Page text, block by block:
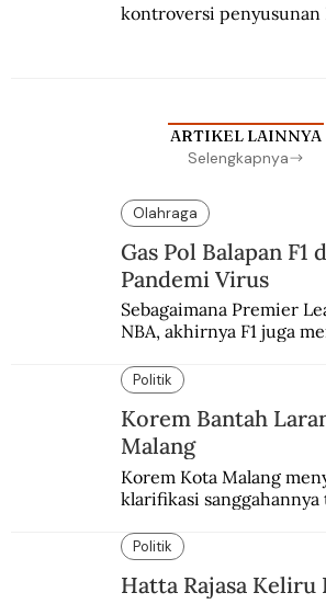
kontroversi penyusunan
ARTIKEL LAINNYA
Selengkapnya
Olahraga
Gas Pol Balapan F1
Pandemi Virus
Sebagaimana Premier
NBA, akhirnya F1 juga
enam dekade lampau.
Politik
Korem Bantah
Malang
Korem Kota Malang
klarifikasi sanggahannya
Malang.
Politik
Hatta Rajasa Keliru